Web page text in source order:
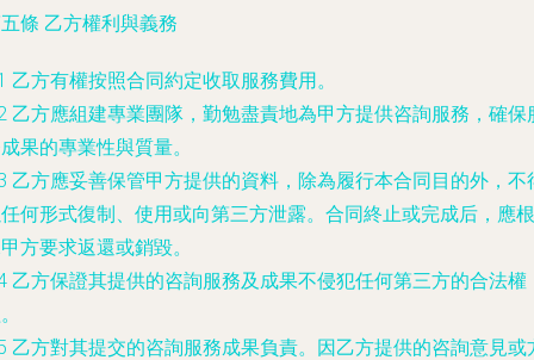
條 乙方權利與義務
乙方有權按照合同約定收取服務費用。
乙方應組建專業團隊，勤勉盡責地為甲方提供咨詢服務，確保
果的專業性與質量。
乙方應妥善保管甲方提供的資料，除為履行本合同目的外，不
何形式復制、使用或向第三方泄露。合同終止或完成后，應根
方要求返還或銷毀。
乙方保證其提供的咨詢服務及成果不侵犯任何第三方的合法權
乙方對其提交的咨詢服務成果負責。因乙方提供的咨詢意見或